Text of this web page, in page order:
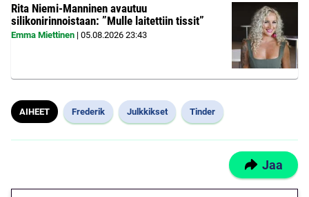
Rita Niemi-Manninen avautuu
silikonirinnoistaan: ”Mulle laitettiin tissit”
Emma Miettinen | 05.08.2026 23:43
AIHEET Frederik Julkkikset Tinder
Jaa